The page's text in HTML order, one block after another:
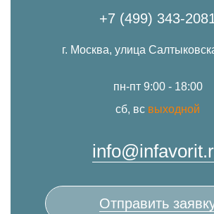
+7 (499) 343-
г. Москва, улица
пн-пт 9:00 - 18:00
сб, вс выходной
Отправить